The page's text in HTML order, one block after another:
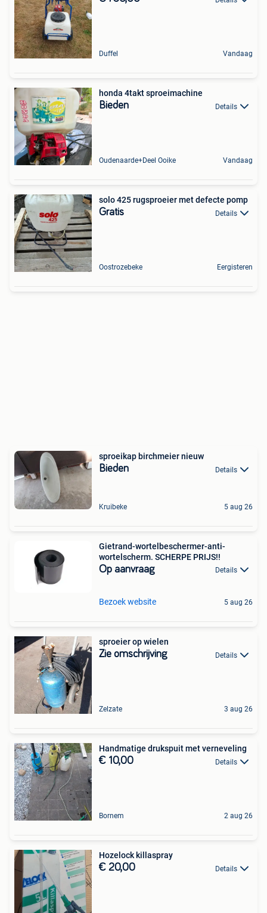
Duffel Vandaag
honda 4takt sproeimachine
Bieden Details
Oudenaarde+Deel Ooike Vandaag
solo 425 rugsproeier met defecte pomp
Gratis Details
Oostrozebeke Eergisteren
sproeikap birchmeier nieuw
Bieden Details
Kruibeke 5 aug 26
Gietrand-wortelbeschermer-anti-
wortelscherm. SCHERPE PRIJS!!
Op aanvraag Details
Bezoek website 5 aug 26
sproeier op wielen
Zie omschrijving Details
Zelzate 3 aug 26
Handmatige drukspuit met verneveling
€ 10,00 Details
Bornem 2 aug 26
Hozelock killaspray
€ 20,00 Details